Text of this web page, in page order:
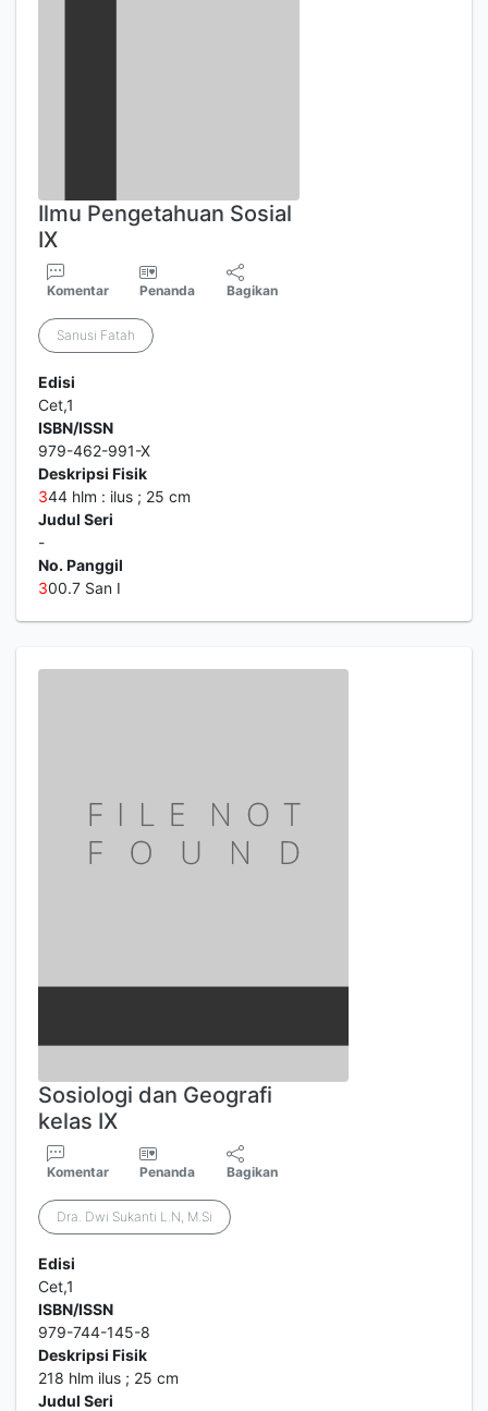
Ilmu Pengetahuan Sosial
IX
Komentar Penanda Bagikan
Sanusi Fatah
Edisi
Cet,1
ISBN/ISSN
979-462-991-X
Deskripsi Fisik
344 hlm : ilus ; 25 cm
Judul Seri
-
No. Panggil
300.7 San I
Sosiologi dan Geografi
kelas IX
Komentar Penanda Bagikan
Dra. Dwi Sukanti L.N, M.Si
Edisi
Cet,1
ISBN/ISSN
979-744-145-8
Deskripsi Fisik
218 hlm ilus ; 25 cm
Judul Seri